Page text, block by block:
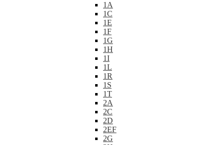
1A
1C
1E
1F
1G
1H
1I
1L
1R
1S
1T
2A
2C
2D
2EF
2G